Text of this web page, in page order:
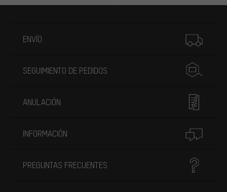
ENVÍO
SEGUIMIENTO DE PEDIDOS
ANULACIÓN
INFORMACIÓN
PREGUNTAS FRECUENTES